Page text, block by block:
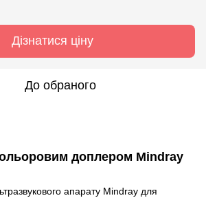
Дізнатися ціну
До обраного
доплером Mindray
апарату Mindray для